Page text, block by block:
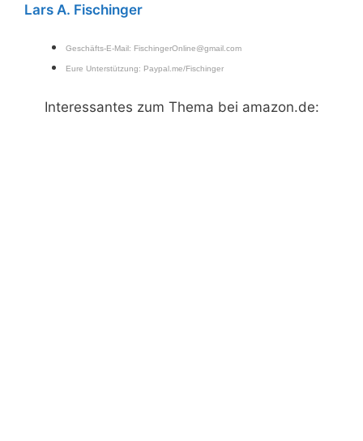
Lars A. Fischinger
Geschäfts-E-Mail: FischingerOnline@gmail.com
Eure Unterstützung: Paypal.me/Fischinger
Interessantes zum Thema bei amazon.de: